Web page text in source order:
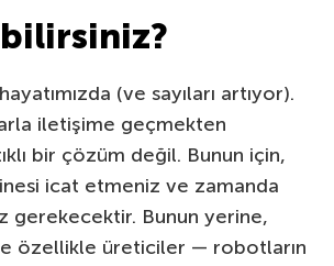
(ve sayıları artıyor).
iletişime geçmekten
bir çözüm değil. Bunun için,
icat etmeniz ve zamanda
gerekecektir. Bunun yerine,
özellikle üreticiler — robotların